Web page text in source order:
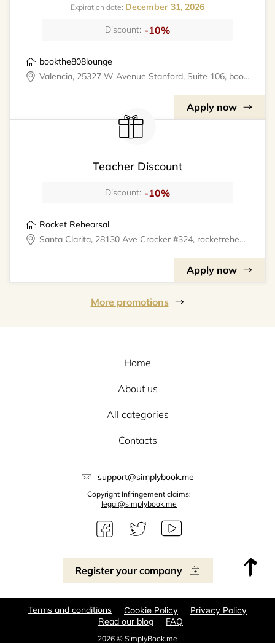
Expiration date: December 31, 2026
Discount: -10%
bookthe808lounge
Valencia, 25327 W Avenue Stanford, Suite 106, bookthe808lounge
Apply now
Teacher Discount
Discount: -10%
Rocket Rehearsal
Santa Clarita, 28130 Ave Crocker #324, rocketrehearsal
Apply now
More promotions
Register your company
Home
About us
All categories
Contacts
support@simplybook.me
Copyright Infringement claims:
legal@simplybook.me
2026 © SimplyBook.me
Terms and conditions Cookie Policy Privacy Policy
Read our blog FAQ